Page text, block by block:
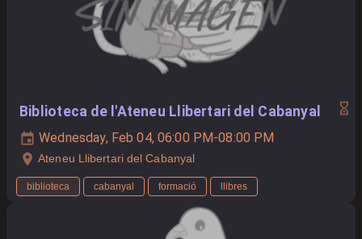
Biblioteca de l'Ateneu Llibertari del Cabanyal
Wednesday, Feb 04, 06:00 PM-08:00 PM
Ateneu Llibertari del Cabanyal
biblioteca cabanyal formació llibres